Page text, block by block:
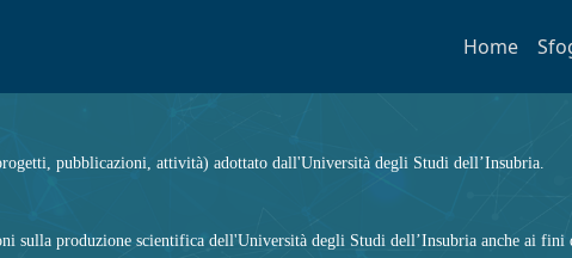
Home
pubblicazioni, attività) adottato dall'Università degli Studi dell’Insubria.
sulla produzione scientifica dell'Università degli Studi dell’Insubria anche ai fini